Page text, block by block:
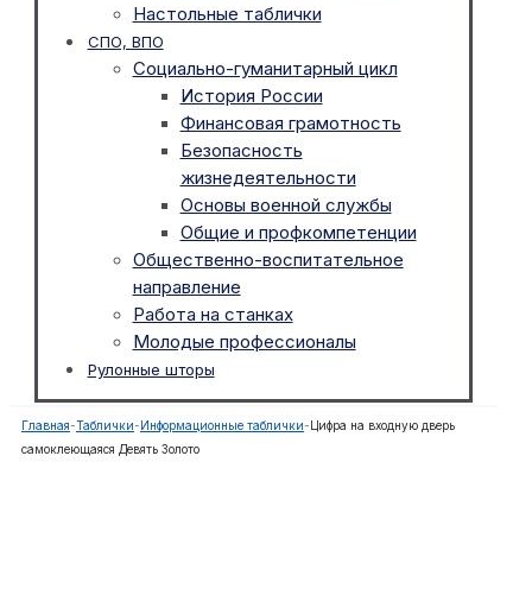
Настольные таблички
СПО, ВПО
Социально-гуманитарный цикл
История России
Финансовая грамотность
Безопасность
жизнедеятельности
Основы военной службы
Общие и профкомпетенции
Общественно-воспитательное
направление
Работа на станках
Молодые профессионалы
Рулонные шторы
Главная-Таблички- Информационные таблички- Цифра на входную дверь
самоклеющаяся Девять Золото